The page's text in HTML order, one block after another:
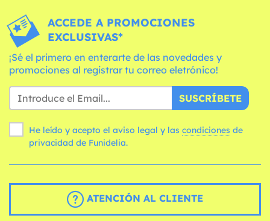
ACCEDE A PROMOCIONES
EXCLUSIVAS*
¡Sé el primero en enterarte de las novedades y
promociones al registrar tu correo eletrónico!
SUSCRÍBETE
He leído y acepto el aviso legal y las condiciones
privacidad de Funidelia.
ATENCIÓN AL CLIENTE